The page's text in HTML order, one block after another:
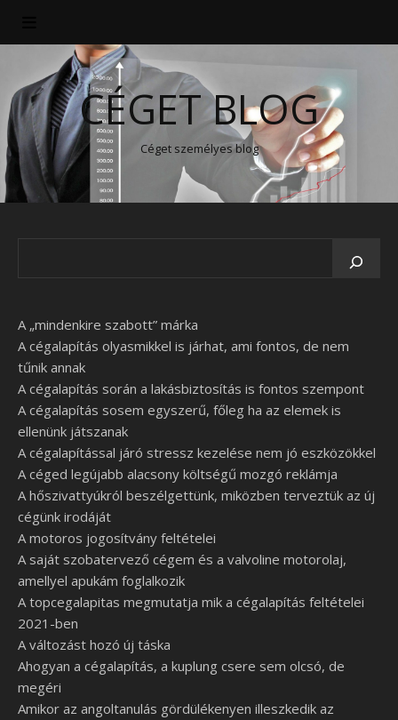
CÉGET BLOG
Céget személyes blog
A „mindenkire szabott” márka
A cégalapítás olyasmikkel is járhat, ami fontos, de nem
tűnik annak
A cégalapítás során a lakásbiztosítás is fontos szempont
A cégalapítás sosem egyszerű, főleg ha az elemek is
ellenünk játszanak
A cégalapítással járó stressz kezelése nem jó eszközökkel
A céged legújabb alacsony költségű mozgó reklámja
A hőszivattyúkról beszélgettünk, miközben terveztük az új
cégünk irodáját
A motoros jogosítvány feltételei
A saját szobatervező cégem és a valvoline motorolaj,
amellyel apukám foglalkozik
A topcegalapitas megmutatja mik a cégalapítás feltételei
2021-ben
A változást hozó új táska
Ahogyan a cégalapítás, a kuplung csere sem olcsó, de
megéri
Amikor az angoltanulás gördülékenyen illeszkedik az